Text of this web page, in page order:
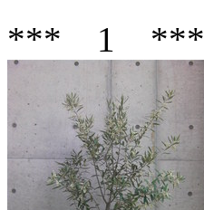
*** 1 ***